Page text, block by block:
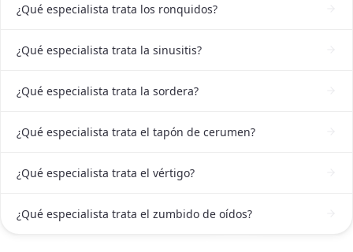
¿Qué especialista trata los ronquidos?
¿Qué especialista trata la sinusitis?
¿Qué especialista trata la sordera?
¿Qué especialista trata el tapón de cerumen?
¿Qué especialista trata el vértigo?
¿Qué especialista trata el zumbido de oídos?